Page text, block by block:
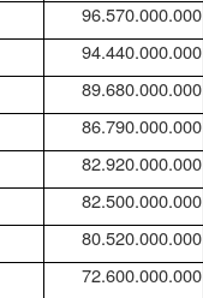
96.570.000.000
94.440.000.000
89.680.000.000
86.790.000.000
82.920.000.000
82.500.000.000
80.520.000.000
72.600.000.000